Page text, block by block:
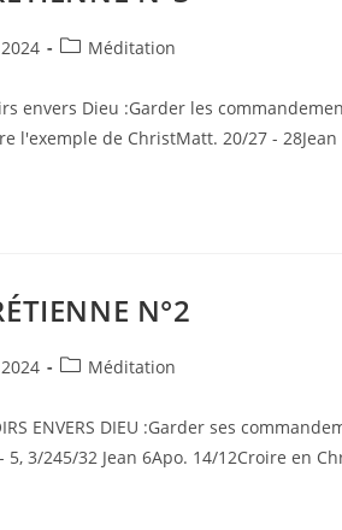
Méditation
envers Dieu :Garder les
l'exemple de ChristMatt. 20/27 -
N°2
Méditation
ENVERS DIEU :Garder ses
5, 3/245/32 Jean 6Apo. 14/12Croire en